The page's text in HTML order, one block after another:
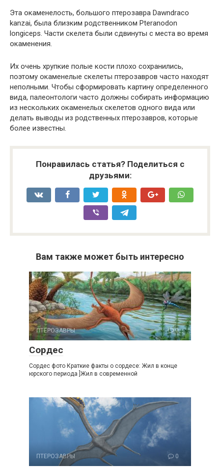
Эта окаменелость, большого птерозавра Dawndraco
kanzai, была близким родственником Pteranodon
longiceps. Части скелета были сдвинуты с места во время
окаменения.
Их очень хрупкие полые кости плохо сохранились,
поэтому окаменелые скелеты птерозавров часто находят
неполными. Чтобы сформировать картину определенного
вида, палеонтологи часто должны собирать информацию
из нескольких окаменелых скелетов одного вида или
делать выводы из родственных птерозавров, которые
более известны.
Понравилась статья? Поделиться с
друзьями:
Вам также может быть интересно
ПТЕРОЗАВРЫ 0
Сордес
Сордес фото Краткие факты о сордесе: Жил в конце
юрского периода ]Жил в современной
ПТЕРОЗАВРЫ 0